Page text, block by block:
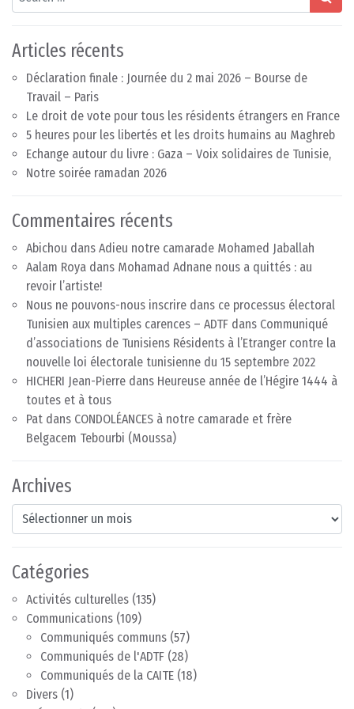
Articles récents
Déclaration finale : Journée du 2 mai 2026 – Bourse de
Travail – Paris
Le droit de vote pour tous les résidents étrangers en France
5 heures pour les libertés et les droits humains au Maghreb
Echange autour du livre : Gaza – Voix solidaires de Tunisie,
Notre soirée ramadan 2026
Commentaires récents
Abichou dans Adieu notre camarade Mohamed Jaballah
Aalam Roya dans Mohamad Adnane nous a quittés : au
revoir l’artiste!
Nous ne pouvons-nous inscrire dans ce processus électoral
Tunisien aux multiples carences – ADTF dans Communiqué
d’associations de Tunisiens Résidents à l’Etranger contre la
nouvelle loi électorale tunisienne du 15 septembre 2022
HICHERI Jean-Pierre dans Heureuse année de l’Hégire 1444 à
toutes et à tous
Pat dans CONDOLÉANCES à notre camarade et frère
Belgacem Tebourbi (Moussa)
Archives
Archives
Catégories
Activités culturelles (135)
Communications (109)
Communiqués communs (57)
Communiqués de l'ADTF (28)
Communiqués de la CAITE (18)
Divers (1)